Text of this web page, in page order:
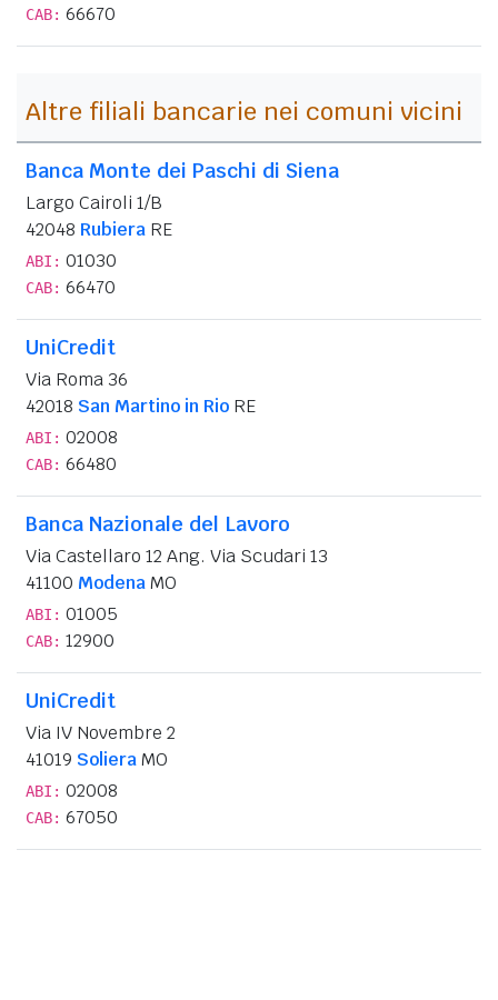
CAB: 66670
Altre filiali bancarie nei comuni vicini
Banca Monte dei Paschi di Siena
Largo Cairoli 1/B
42048 Rubiera RE
ABI: 01030
CAB: 66470
UniCredit
Via Roma 36
42018 San Martino in Rio RE
ABI: 02008
CAB: 66480
Banca Nazionale del Lavoro
Via Castellaro 12 Ang. Via Scudari 13
41100 ModenaMO
ABI: 01005
CAB: 12900
UniCredit
Via IV Novembre 2
41019 SolieraMO
ABI: 02008
CAB: 67050